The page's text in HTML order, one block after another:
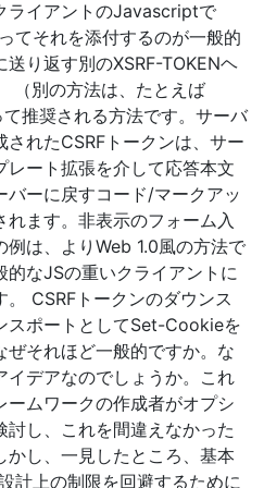
ライアントのJavascriptで
てそれを添付するのが一般的
送り返す別のXSRF-TOKENヘ
（別の方法は、たとえば
推奨される方法です。サーバ
されたCSRFトークンは、サー
レート拡張を介して応答本文
バーに戻すコード/マークアッ
れます。非表示のフォーム入
例は、よりWeb 1.0風の方法で
的なJSの重いクライアントに
。 CSRFトークンのダウンス
スポートとしてSet-Cookieを
ぜそれほど一般的ですか。な
イデアなのでしょうか。これ
ームワークの作成者がオプシ
討し、これを間違えなかった
かし、一見したところ、基本
計上の制限を回避するために